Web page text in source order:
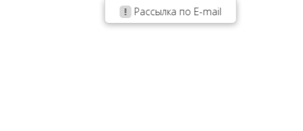
Рассылка по E-mail